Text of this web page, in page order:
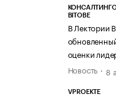
BITOBE
В Лектории
оценки
Новость
8
VPROEKTE